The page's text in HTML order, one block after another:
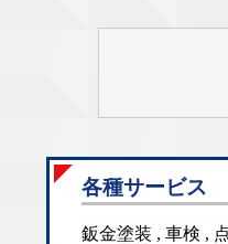
各種サービス
鈑金塗装 , 車検 ,